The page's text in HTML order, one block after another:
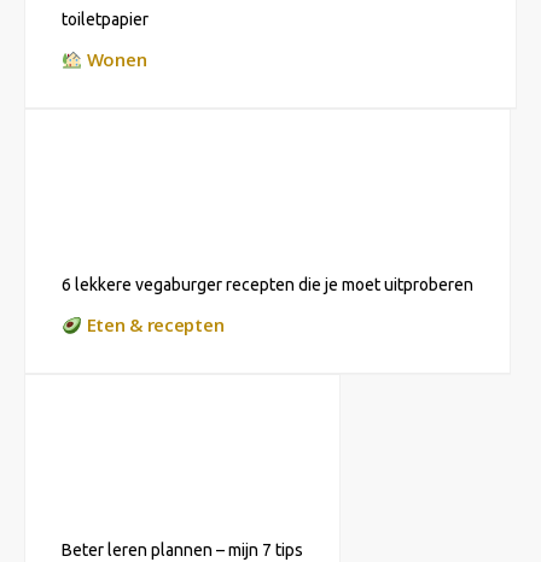
toiletpapier
Wonen
6 lekkere vegaburger recepten die je moet uitproberen
Eten & recepten
Beter leren plannen – mijn 7 tips